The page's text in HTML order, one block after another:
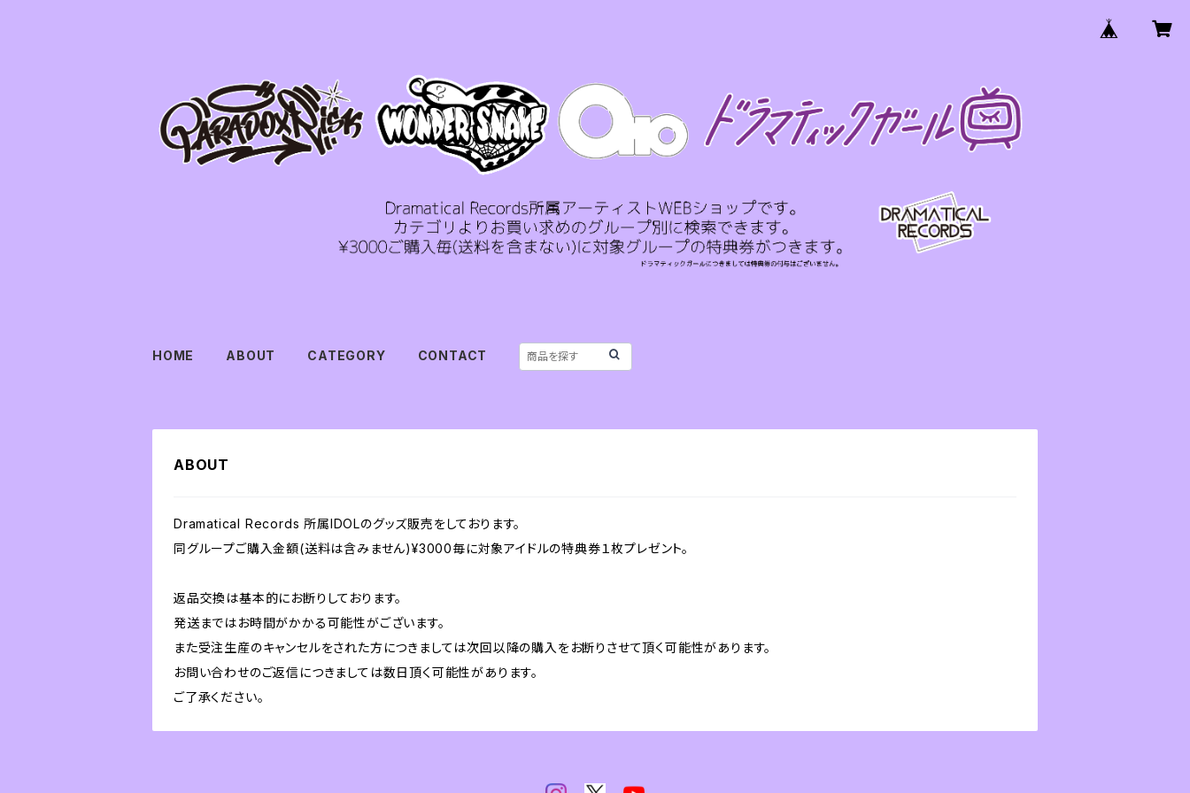
HOME ABOUT CATEGORY CONTACT
ABOUT
Dramatical Records 所属IDOLのグッズ販売をしております。
同グループご購入金額(送料は含みません)¥3000毎に対象アイドルの特典券１枚プレゼント。
返品交換は基本的にお断りしております。
発送まではお時間がかかる可能性がございます。
また受注生産のキャンセルをされた方につきましては次回以降の購入をお断りさせて頂く可能性があります。
お問い合わせのご返信につきましては数日頂く可能性があります。
ご了承ください。